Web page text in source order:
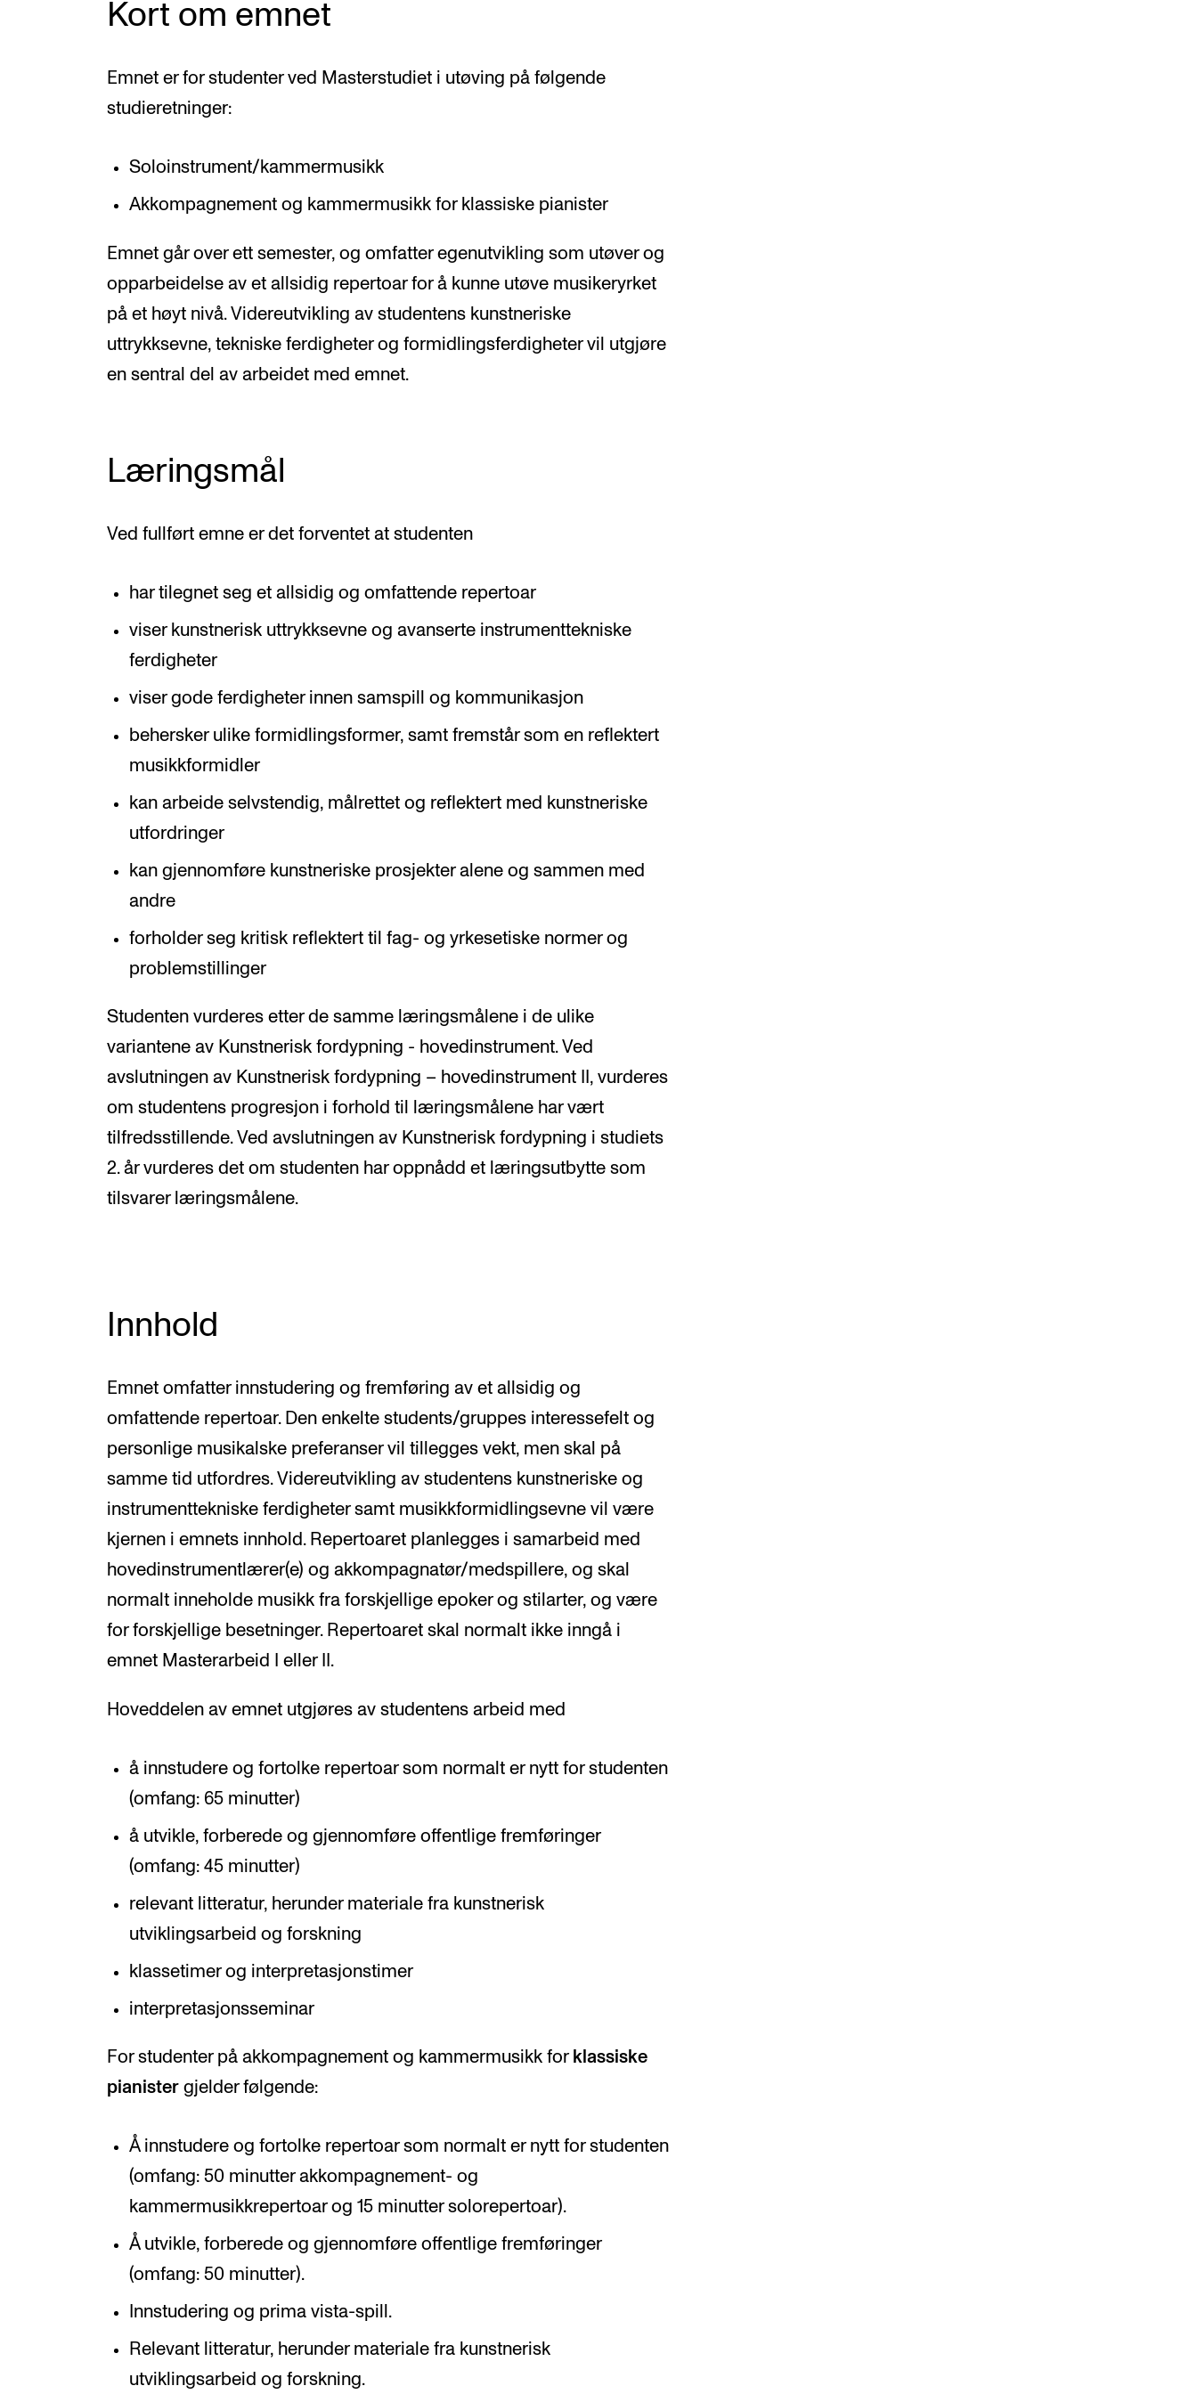
Kort om emnet
Emnet er for studenter ved Masterstudiet i utøving på følgende
studieretninger:
Soloinstrument/kammermusikk
Akkompagnement og kammermusikk for klassiske pianister
Emnet går over ett semester, og omfatter egenutvikling som utøver og
opparbeidelse av et allsidig repertoar for å kunne utøve musikeryrket
på et høyt nivå. Videreutvikling av studentens kunstneriske
uttrykksevne, tekniske ferdigheter og formidlingsferdigheter vil utgjøre
en sentral del av arbeidet med emnet.
Læringsmål
Ved fullført emne er det forventet at studenten
har tilegnet seg et allsidig og omfattende repertoar
viser kunstnerisk uttrykksevne og avanserte instrumenttekniske
ferdigheter
viser gode ferdigheter innen samspill og kommunikasjon
behersker ulike formidlingsformer, samt fremstår som en reflektert
musikkformidler
kan arbeide selvstendig, målrettet og reflektert med kunstneriske
utfordringer
kan gjennomføre kunstneriske prosjekter alene og sammen med
andre
forholder seg kritisk reflektert til fag- og yrkesetiske normer og
problemstillinger
Studenten vurderes etter de samme læringsmålene i de ulike
variantene av Kunstnerisk fordypning - hovedinstrument. Ved
avslutningen av Kunstnerisk fordypning – hovedinstrument II, vurderes
om studentens progresjon i forhold til læringsmålene har vært
tilfredsstillende. Ved avslutningen av Kunstnerisk fordypning i studiets
2. år vurderes det om studenten har oppnådd et læringsutbytte som
tilsvarer læringsmålene.
Innhold
Emnet omfatter innstudering og fremføring av et allsidig og
omfattende repertoar. Den enkelte students/gruppes interessefelt og
personlige musikalske preferanser vil tillegges vekt, men skal på
samme tid utfordres. Videreutvikling av studentens kunstneriske og
instrumenttekniske ferdigheter samt musikkformidlingsevne vil være
kjernen i emnets innhold. Repertoaret planlegges i samarbeid med
hovedinstrumentlærer(e) og akkompagnatør/medspillere, og skal
normalt inneholde musikk fra forskjellige epoker og stilarter, og være
for forskjellige besetninger. Repertoaret skal normalt ikke inngå i
emnet Masterarbeid I eller II.
Hoveddelen av emnet utgjøres av studentens arbeid med
å innstudere og fortolke repertoar som normalt er nytt for studenten
(omfang: 65 minutter)
å utvikle, forberede og gjennomføre offentlige fremføringer
(omfang: 45 minutter)
relevant litteratur, herunder materiale fra kunstnerisk
utviklingsarbeid og forskning
klassetimer og interpretasjonstimer
interpretasjonsseminar
For studenter på akkompagnement og kammermusikk for klassiske
pianister gjelder følgende:
Å innstudere og fortolke repertoar som normalt er nytt for studenten
(omfang: 50 minutter akkompagnement- og
kammermusikkrepertoar og 15 minutter solorepertoar).
Å utvikle, forberede og gjennomføre offentlige fremføringer
(omfang: 50 minutter).
Innstudering og prima vista-spill.
Relevant litteratur, herunder materiale fra kunstnerisk
utviklingsarbeid og forskning.